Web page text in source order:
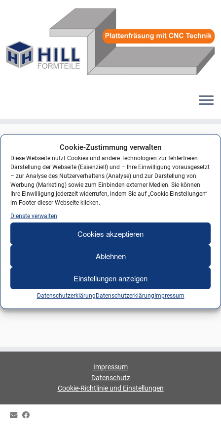
Cookie-Zustimmung verwalten
Diese Webseite nutzt Cookies und andere Technologien zur fehlerfreien
Darstellung der Webseite (Essenziell) und – Ihre Einwilligung vorausgesetzt
– zur Analyse des Nutzerverhaltens (Analyse) und zur Darstellung von
Werbung (Marketing) sowie zum Einbinden externer Medien. Sie können
Ihre Einwilligung jederzeit widerrufen, indem Sie auf „Cookie-Einstellungen“
im Footer dieser Webseite klicken.
Dienste verwalten
Cookies akzeptieren
Ablehnen
Einstellungen anzeigen
Datenschutzerklärung Datenschutzerklärung Impressum
Inhaltlogo_hill-trockenbau_250x100
Veröffentlicht am 17. April 2016mit den Abmessungen250 × 100inlogo_hill-
trockenbau_250x100 .
← Vorheriges
Impressum
Datenschutz
Cookie-Richtlinie und Einstellungen